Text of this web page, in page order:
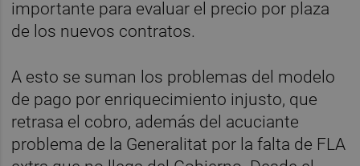
importante para evaluar el precio por plaza
de los nuevos contratos.
A esto se suman los problemas del modelo
de pago por enriquecimiento injusto, que
retrasa el cobro, además del acuciante
problema de la Generalitat por la falta de FLA